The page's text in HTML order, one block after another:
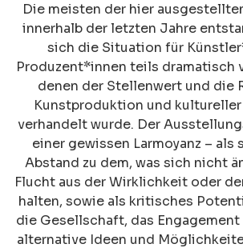
Die meisten der hier
innerhalb der letzten Jahre
sich die Situation für
Produzent*innen teils dramatisch
denen der Stellenwert und die
Kunstproduktion und kultureller
verhandelt wurde. Der
einer gewissen Larmoyanz – als
Abstand zu dem, was sich nicht
Flucht aus der Wirklichkeit oder
halten, sowie als kritisches
die Gesellschaft, das
alternative Ideen und